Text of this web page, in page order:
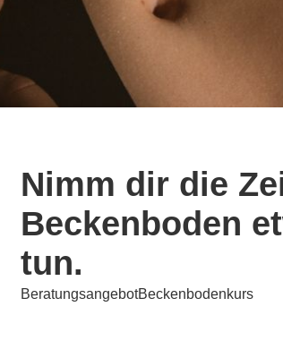
Nimm dir die
Beckenboden
tun.
BeratungsangebotBeckenbodenkurs